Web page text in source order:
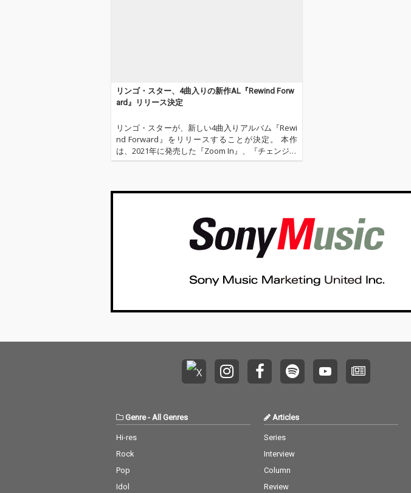
リンゴ・スター、4曲入りの新作AL『Rewind Forw
ard』リリース決定
リンゴ・スターが、新しい4曲入りアルバム『Rewi
nd Forward』をリリースすることが決定。 本作
は、2021年に発売した『Zoom In』、『チェンジ・
ザ・ワールド』、昨年発売した『EP3』に続く新
Genre- All Genres
Hi-res
Rock
Pop
Idol
Articles
Series
Interview
Column
Review